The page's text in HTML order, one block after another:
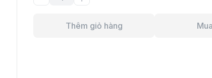
Thêm giỏ hàng